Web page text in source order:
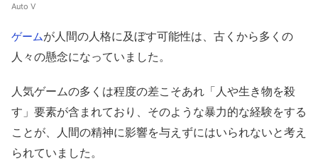
Auto V
ゲームが人間の人格に及ぼす可能性は、古くから多くの
人々の懸念になっていました。
人気ゲームの多くは程度の差こそあれ「人や生き物を殺
す」要素が含まれており、そのような暴力的な経験をする
ことが、人間の精神に影響を与えずにはいられないと考え
られていました。